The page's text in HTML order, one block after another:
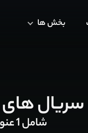
بخش ها
سریال های Isekai
شامل 1 عنوان